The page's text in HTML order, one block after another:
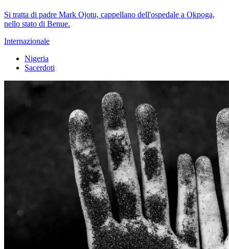
Si tratta di padre Mark Ojotu, cappellano dell'ospedale a Okpoga,
nello stato di Benue.
Internazionale
Nigeria
Sacerdoti